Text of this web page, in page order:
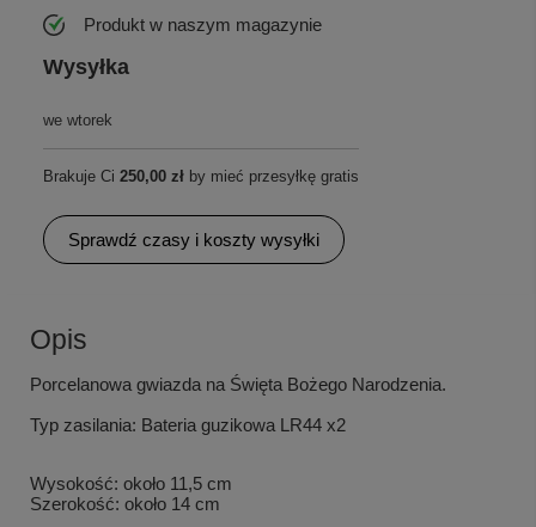
Produkt w naszym magazynie
Wysyłka
we wtorek
Brakuje Ci 250,00 zł by mieć przesyłkę gratis
Sprawdź czasy i koszty wysyłki
Opis
Porcelanowa gwiazda na Święta Bożego Narodzenia.
Typ zasilania: Bateria guzikowa LR44 x2
Wysokość: około 11,5 cm
Szerokość: około 14 cm